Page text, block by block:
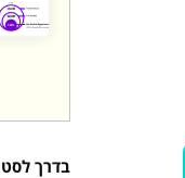
בדרך